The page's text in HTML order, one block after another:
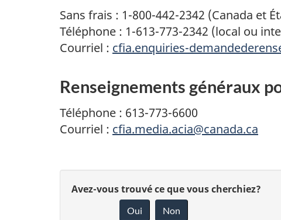
Sans frais : 1-800-442-2342 (Canada et
Téléphone : 1-613-773-2342 (local ou
Courriel : cfia.enquiries-
Renseignements généraux
Téléphone : 613-773-6600
Courriel : cfia.media.acia@canada.ca
D
Avez-vous trouvé ce que vous cherchiez?
Oui Non